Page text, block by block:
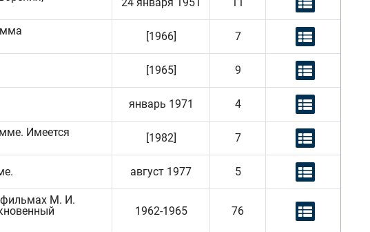
[1966] 7
[1965] 9
январь 1971 4
Имеется
[1982] 7
август 1977 5
фильмах М. И.
1962-1965 76